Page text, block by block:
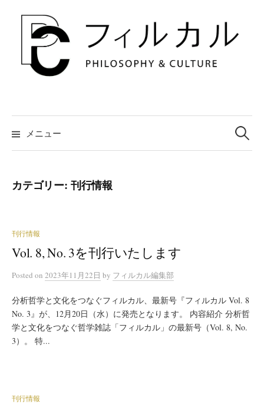
キ
ッ
プ
メニュー
検
索:
カテゴリー: 刊行情報
刊行情報
Vol. 8, No. 3を刊行いたします
Posted on 2023年11月22日 by フィルカル編集部
分析哲学と文化をつなぐフィルカル、最新号『フィルカル Vol. 8
No. 3』が、12月20日（水）に発売となります。 内容紹介 分析哲
学と文化をつなぐ哲学雑誌「フィルカル」の最新号（Vol. 8, No.
3）。 特...
刊行情報